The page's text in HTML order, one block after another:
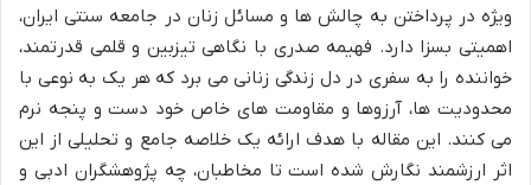
ویژه در پرداختن به چالش ها و مسائل زنان در جامعه سنتی ایران،
اهمیتی بسزا دارد. فهیمه صدری با نگاهی تیزبین و قلمی قدرتمند،
خواننده را به سفری در دل زندگی زنانی می برد که هر یک به نوعی با
محدودیت ها، آرزوها و مقاومت های خاص خود دست و پنجه نرم
می کنند. این مقاله با هدف ارائه یک خلاصه جامع و تحلیلی از این
اثر ارزشمند نگارش شده است تا مخاطبان، چه پژوهشگران ادبی و